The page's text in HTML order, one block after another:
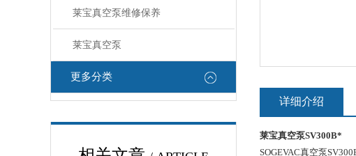
莱宝真空泵维修保养
莱宝真空泵
更多分类
详细介绍
莱宝真空泵SV300B*
SOGEVAC真空泵